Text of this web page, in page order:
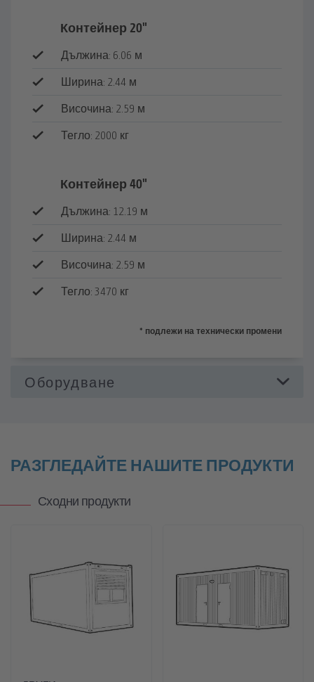
Контейнер 20"
Дължина: 6.06 м
Ширина: 2.44 м
Височина: 2.59 м
Тегло: 2000 кг
Контейнер 40"
Дължина: 12.19 м
Ширина: 2.44 м
Височина: 2.59 м
Тегло: 3470 кг
* подлежи на технически промени
Опции
Радиатор
Закачалка
Преоборудване в хладилен/замразяващ
РАЗГЛЕДАЙТЕ НАШИТЕ ПРОДУКТИ
Сходни продукти